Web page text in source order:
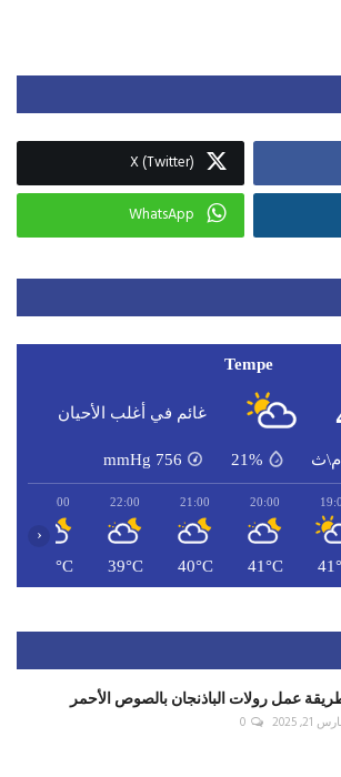
X (Twitter)
WhatsApp
Tempe
غائم في أغلب الأحيان
21%
756
mmHg
20:00
41°C
21:00
40°C
22:00
39°C
23:00
38°C
‹
عمل رولات الباذنجان بالصوص الأحمر
21, 2025
0